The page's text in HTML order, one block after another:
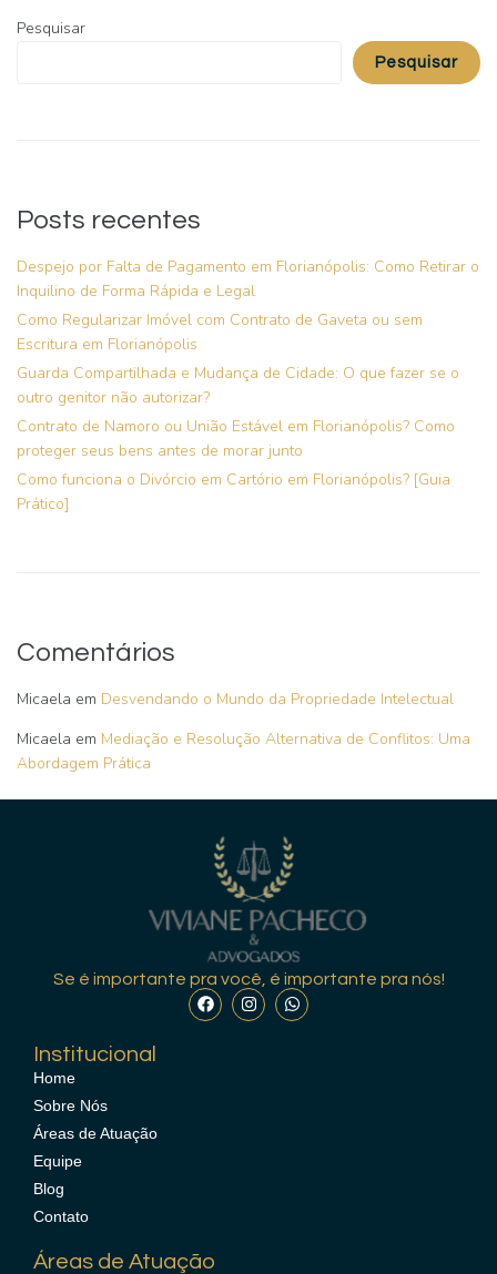
Pesquisar
Pesquisar
Posts recentes
Despejo por Falta de Pagamento em Florianópolis: Como Retirar o
Inquilino de Forma Rápida e Legal
Como Regularizar Imóvel com Contrato de Gaveta ou sem
Escritura em Florianópolis
Guarda Compartilhada e Mudança de Cidade: O que fazer se o
outro genitor não autorizar?
Contrato de Namoro ou União Estável em Florianópolis? Como
proteger seus bens antes de morar junto
Como funciona o Divórcio em Cartório em Florianópolis? [Guia
Prático]
Comentários
Micaela em Desvendando o Mundo da Propriedade Intelectual
Micaela em Mediação e Resolução Alternativa de Conflitos: Uma
Abordagem Prática
Se é importante pra você, é importante pra nós!
Institucional
Home
Sobre Nós
Áreas de Atuação
Equipe
Blog
Contato
Áreas de Atuação